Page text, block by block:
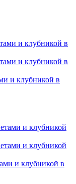
и клубникой в
и клубникой в